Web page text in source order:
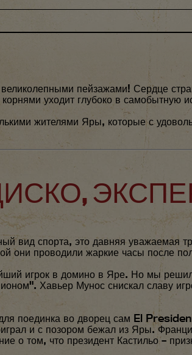
великолепными пейзажами! Сердце
уходит глубоко в самобытную
жителями Яры, которые с
вид спорта, это давняя уважаемая
они проводили жаркие часы после
игрок в домино в Яре. Но мы
Хавьер Мунос снискал славу
поединка во дворец сам El
и с позором бежал из Яры.
о том, что президент Кастильо –